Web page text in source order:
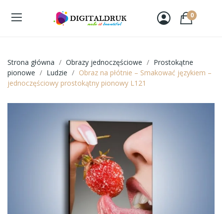
0
Strona główna Obrazy jednoczęściowe
Prostokątne
pionowe
Ludzie
Obraz na płótnie – Smakować językiem –
jednoczęściowy prostokątny pionowy L121